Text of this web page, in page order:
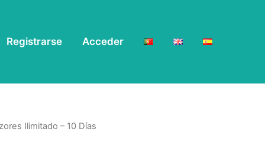
Registrarse Acceder
Ilimitado – 10 Días